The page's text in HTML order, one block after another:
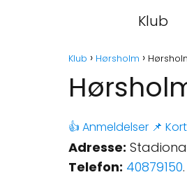
Klub
Klub Hørsholm
👍 Anmeldelser 📌 Kort
Adresse:
Telefon: 40879150.